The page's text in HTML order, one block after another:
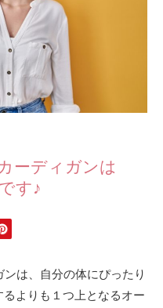
ーディガンは
す♪
は、自分の体にぴったり
よりも１つ上となるオー